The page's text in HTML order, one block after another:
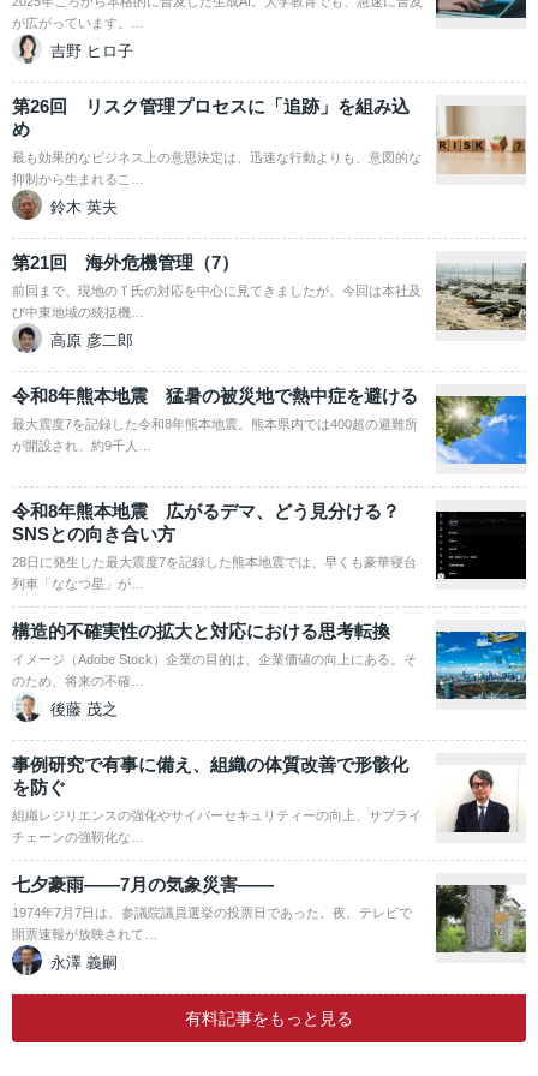
が広がっています。…
吉野 ヒロ子
第26回 リスク管理プロセスに「追跡」を組み込
め
最も効果的なビジネス上の意思決定は、迅速な行動よりも、意図的な
抑制から生まれるこ…
鈴木 英夫
第21回 海外危機管理（7）
前回まで、現地のＴ氏の対応を中心に見てきましたが、今回は本社及
び中東地域の統括機…
高原 彦二郎
令和8年熊本地震 猛暑の被災地で熱中症を避ける
最大震度7を記録した令和8年熊本地震。熊本県内では400超の避難所
が開設され、約9千人…
令和8年熊本地震 広がるデマ、どう見分ける？
SNSとの向き合い方
28日に発生した最大震度7を記録した熊本地震では、早くも豪華寝台
列車「ななつ星」が…
構造的不確実性の拡大と対応における思考転換
イメージ（Adobe Stock）企業の目的は、企業価値の向上にある。そ
のため、将来の不確…
後藤 茂之
事例研究で有事に備え、組織の体質改善で形骸化
を防ぐ
組織レジリエンスの強化やサイバーセキュリティーの向上、サプライ
チェーンの強靭化な…
七夕豪雨――7月の気象災害――
1974年7月7日は、参議院議員選挙の投票日であった。夜、テレビで
開票速報が放映されて…
永澤 義嗣
有料記事をもっと見る